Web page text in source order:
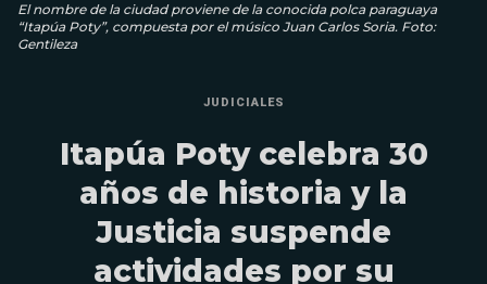
El nombre de la ciudad proviene de la conocida polca paraguaya
“Itapúa Poty”, compuesta por el músico Juan Carlos Soria. Foto:
Gentileza
JUDICIALES
Itapúa Poty celebra 30
años de historia y la
Justicia suspende
actividades por su